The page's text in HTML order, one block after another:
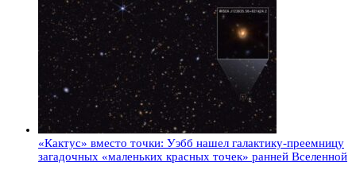
«Кактус» вместо точки: Уэбб нашел галактику-преемницу
загадочных «маленьких красных точек» ранней Вселенной